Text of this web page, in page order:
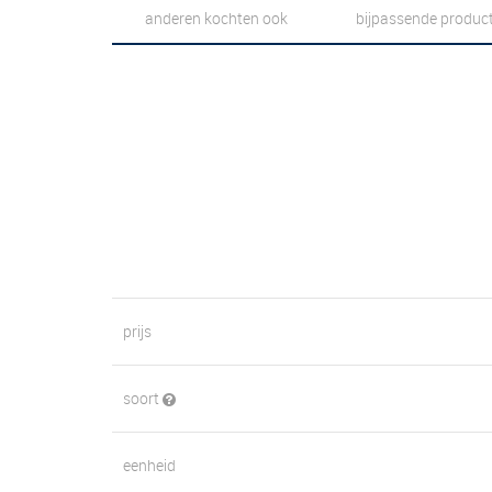
anderen kochten ook bijpassende
prijs
soort
eenheid